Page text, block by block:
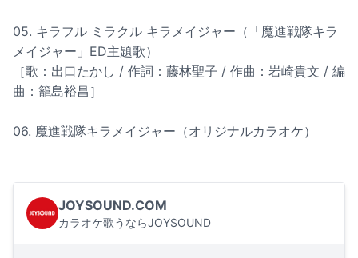
05. キラフル ミラクル キラメイジャー（「魔進戦隊キラ
メイジャー」ED主題歌）
［歌：出口たかし / 作詞：藤林聖子 / 作曲：岩崎貴文 / 編
曲：籠島裕昌］
06. 魔進戦隊キラメイジャー（オリジナルカラオケ）
JOYSOUND.COM
カラオケ歌うならJOYSOUND